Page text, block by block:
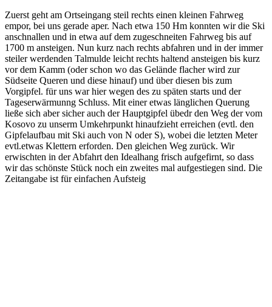
Zuerst geht am Ortseingang steil rechts einen kleinen Fahrweg
empor, bei uns gerade aper. Nach etwa 150 Hm konnten wir die Ski
anschnallen und in etwa auf dem zugeschneiten Fahrweg bis auf
1700 m ansteigen. Nun kurz nach rechts abfahren und in der immer
steiler werdenden Talmulde leicht rechts haltend ansteigen bis kurz
vor dem Kamm (oder schon wo das Gelände flacher wird zur
Südseite Queren und diese hinauf) und über diesen bis zum
Vorgipfel. für uns war hier wegen des zu späten starts und der
Tageserwärmunng Schluss. Mit einer etwas länglichen Querung
ließe sich aber sicher auch der Hauptgipfel übedr den Weg der vom
Kosovo zu unserm Umkehrpunkt hinaufzieht erreichen (evtl. den
Gipfelaufbau mit Ski auch von N oder S), wobei die letzten Meter
evtl.etwas Klettern erforden. Den gleichen Weg zurück. Wir
erwischten in der Abfahrt den Idealhang frisch aufgefirnt, so dass
wir das schönste Stück noch ein zweites mal aufgestiegen sind. Die
Zeitangabe ist für einfachen Aufsteig